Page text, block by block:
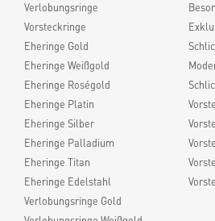
Verlobungsringe
Vorsteckringe
Eheringe Gold
Eheringe Weißgold
Eheringe Roségold
Eheringe Platin
Eheringe Silber
Eheringe Palladium
Eheringe Titan
Eheringe Edelstahl
Verlobungsringe Gold